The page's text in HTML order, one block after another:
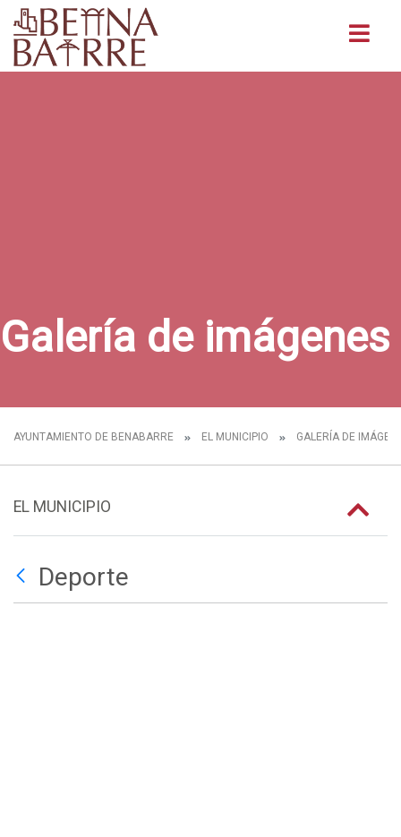
Galería de imágenes
AYUNTAMIENTO DE BENABARRE EL MUNICIPIO GALERÍA DE
EL MUNICIPIO
Deporte